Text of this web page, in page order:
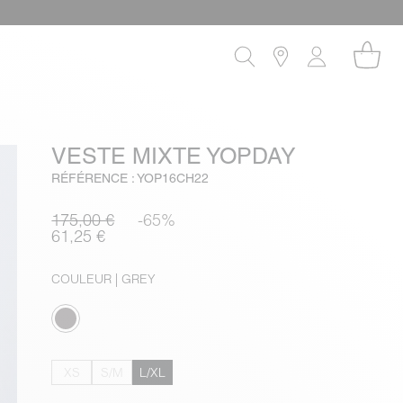
VESTE MIXTE YOPDAY
RÉFÉRENCE : YOP16CH22
175,00 € -65%
61,25 €
COULEUR | GREY
L/XL